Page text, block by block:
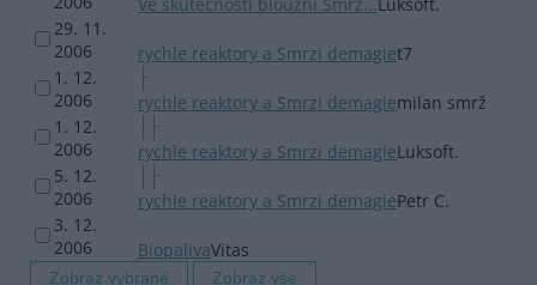
29. 11.
2006
rychle reaktory a Smrzi demagiet7
1. 12.
2006
rychle reaktory a Smrzi demagiemilan smrž
1. 12.
2006
rychle reaktory a Smrzi demagieLuksoft.
5. 12.
2006
rychle reaktory a Smrzi demagiePetr C.
3. 12.
2006
BiopalivaVitas